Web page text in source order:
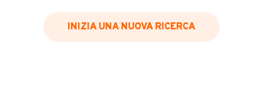
Inserisci il numero di targa per verificare la disponibilità
INIZIA UNA NUOVA RICERCA